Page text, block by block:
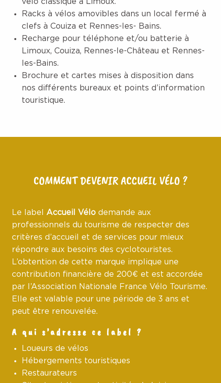
vélo classique à Limoux.
Racks à vélos amovibles dans un local fermé à
clefs à Couiza et Rennes-les- Bains.
Recharge pour téléphone et/ou batterie à
Limoux, Couiza, Rennes-le-Château et Rennes-
les-Bains.
Brochure et cartes mises à disposition dans
nos différents bureaux et points d’information
touristique.
COMMENT DEVENIR ACCUEIL VÉLO ?
Le label Accueil Vélo demande aux
professionnels du tourisme de respecter des
critères d’accueil et de services pour mieux
répondre aux besoins des cyclotouristes.
L’obtention de cette marque implique une
contribution financière de 200€ et est accordée
par l’Association Nationale France Vélo Tourisme.
Elle est valable pour une période de 3 ans et
peut être renouvelée.
A qui s’adresse ce label ?
Loueurs de vélos
Hébergements touristiques
Restaurateurs